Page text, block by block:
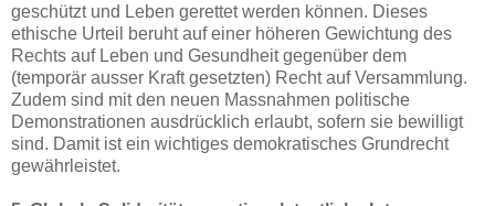
geschützt und Leben gerettet werden können. Dieses
ethische Urteil beruht auf einer höheren Gewichtung des
Rechts auf Leben und Gesundheit gegenüber dem
(temporär ausser Kraft gesetzten) Recht auf Versammlung.
Zudem sind mit den neuen Massnahmen politische
Demonstrationen ausdrücklich erlaubt, sofern sie bewilligt
sind. Damit ist ein wichtiges demokratisches Grundrecht
gewährleistet.